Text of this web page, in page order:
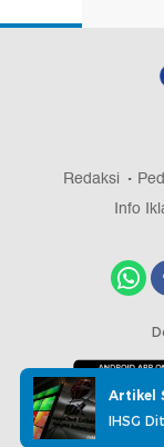
Redaksi
Info
Copyright
Artikel
IHSG